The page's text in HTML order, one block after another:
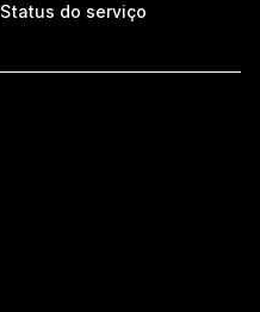
Status do serviço